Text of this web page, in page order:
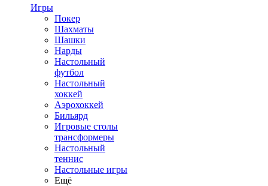
Игры
Покер
Шахматы
Шашки
Нарды
Настольный
футбол
Настольный
хоккей
Аэрохоккей
Бильярд
Игровые столы
трансформеры
Настольный
теннис
Настольные игры
Ещё